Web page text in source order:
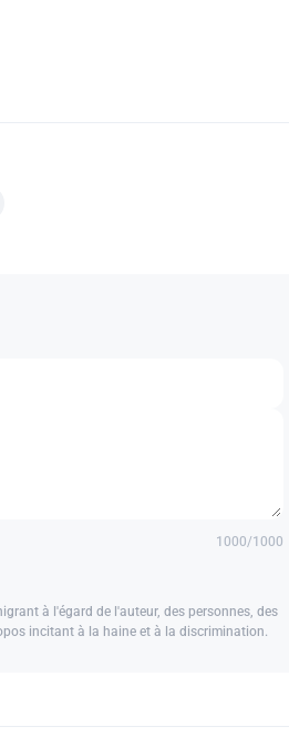
1000/1000
à l'égard de l'auteur, des personnes, des
incitant à la haine et à la discrimination.